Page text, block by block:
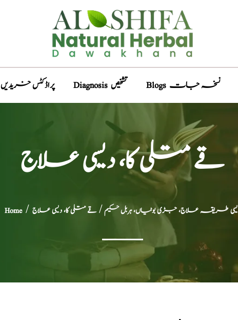
Products پراڈکٹس خریدیں Diagnosis تشخیص Blogs نسخہ جات
قے متلی کا، دیسی علاج
Home/ طریقہ علاج، جڑی بوٹیاں، ہربل حکیم/ قے متلی کا، دیسی علاج